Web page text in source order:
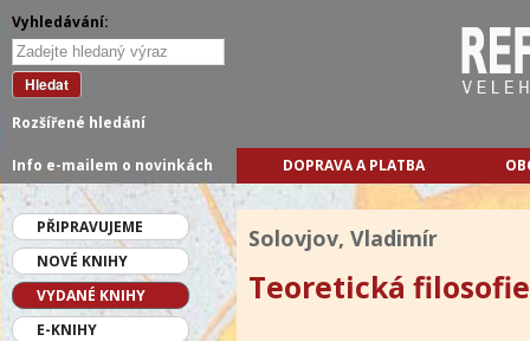
DOPRAVA A PLATBA
PŘIPRAVUJEME
NOVÉ KNIHY
VYDANÉ KNIHY
E-KNIHY
Solovjov, Vladimír
Teoretická filosofie
Vyhledávání:
Hledat
Rozšířené hledání
Info e-mailem o novinkách